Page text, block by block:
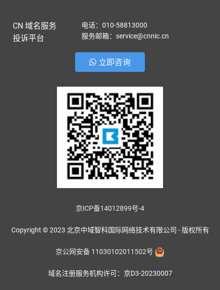
CN 域名服务
投诉平台
电话：010-58813000
服务邮箱：service@cnnic.cn
立即咨询
京ICP备14012899号-4
Copyright © 2023 北京中域智科国际网络技术有限公司 - 版权所有
京公网安备 11030102011502号
域名注册服务机构许可：京D3-20230007